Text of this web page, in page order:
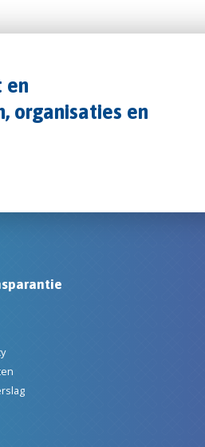
en
organisaties en